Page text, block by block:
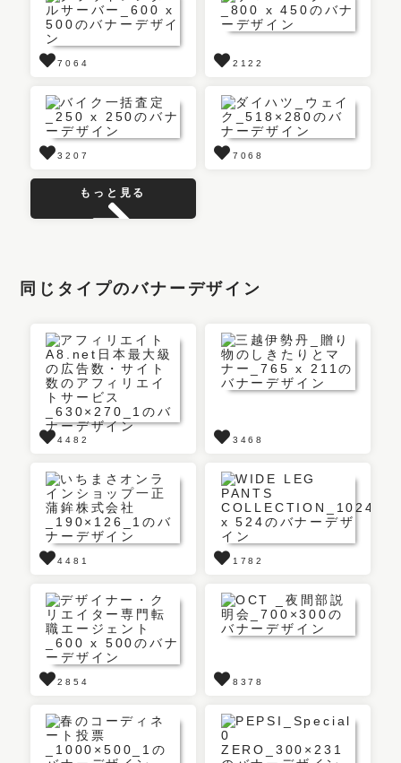
7064 2122
3207 7068
もっと見る
同じタイプのバナーデザイン
4482 3468
4481 1782
2854 8378